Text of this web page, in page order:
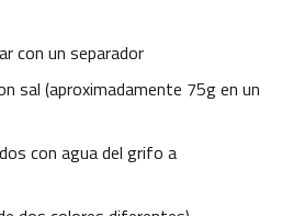
con un separador
sal (aproximadamente 75g en un
con agua del grifo a